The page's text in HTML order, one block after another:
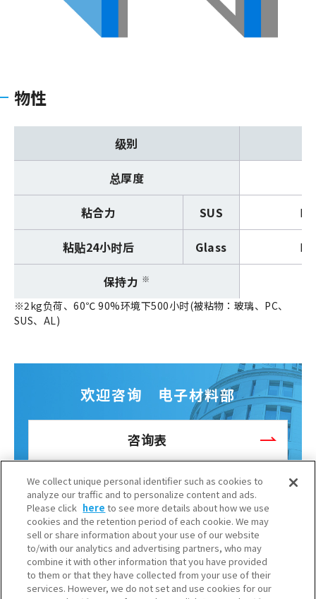
物性
级别
总厚度
粘合力 SUS
粘贴24小时后 Glass
保持力 ※
※2kg负荷、60℃ 90%环境下500小时(被粘物：玻璃、PC、
SUS、AL)
欢迎咨询 电子材料部
咨询表
We collect unique personal identifier such as cookies to
analyze our traffic and to personalize content and ads.
Please click here to see more details about how we use
cookies and the retention period of each cookie. We may
sell or share information about your use of our website
to/with our analytics and advertising partners, who may
combine it with other information that you have provided
to them or that they have collected from your use of their
services. However, we do not set and use cookies for our